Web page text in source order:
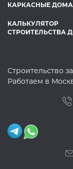
КАРКАСНЫЕ ДОМА
КАЛЬКУЛЯТОР
СТРОИТЕЛЬСТВА
Строительство
Работаем в